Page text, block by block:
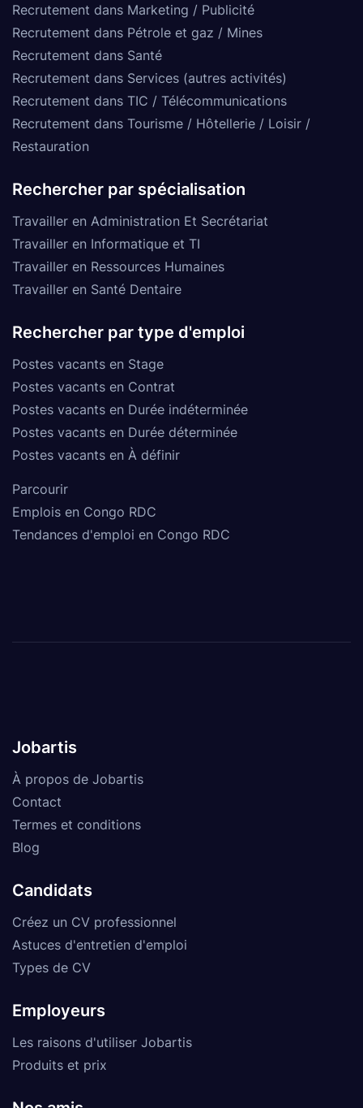
Recrutement dans Marketing / Publicité
Recrutement dans Pétrole et gaz / Mines
Recrutement dans Santé
Recrutement dans Services (autres activités)
Recrutement dans TIC / Télécommunications
Recrutement dans Tourisme / Hôtellerie / Loisir /
Restauration
Rechercher par spécialisation
Travailler en Administration Et Secrétariat
Travailler en Informatique et TI
Travailler en Ressources Humaines
Travailler en Santé Dentaire
Rechercher par type d'emploi
Postes vacants en Stage
Postes vacants en Contrat
Postes vacants en Durée indéterminée
Postes vacants en Durée déterminée
Postes vacants en À définir
Parcourir
Emplois en Congo RDC
Tendances d'emploi en Congo RDC
Jobartis
À propos de Jobartis
Contact
Termes et conditions
Blog
Candidats
Créez un CV professionnel
Astuces d'entretien d'emploi
Types de CV
Employeurs
Les raisons d'utiliser Jobartis
Produits et prix